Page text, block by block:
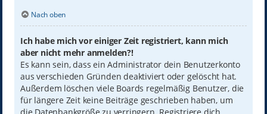
Nach oben
Ich habe mich vor einiger Zeit registriert, kann mich
aber nicht mehr anmelden?!
Es kann sein, dass ein Administrator dein Benutzerkonto
aus verschieden Gründen deaktiviert oder gelöscht hat.
Außerdem löschen viele Boards regelmäßig Benutzer, die
für längere Zeit keine Beiträge geschrieben haben, um